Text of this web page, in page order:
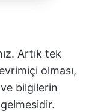
Artık tek
olması,
bilgilerin